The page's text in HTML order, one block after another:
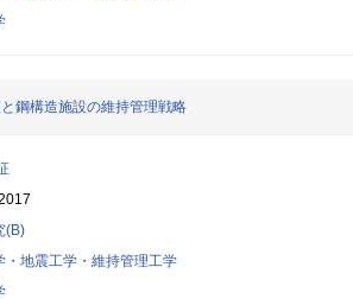
鋼構造施設の維持管理戦略
(B)
・地震工学・維持管理工学